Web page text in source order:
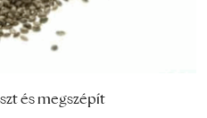
és megszépít